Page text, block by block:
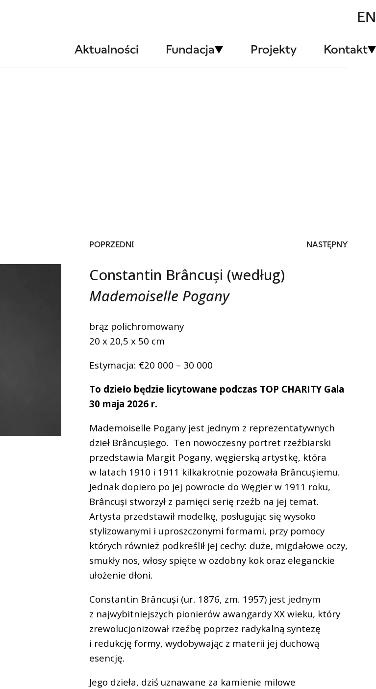
EN
Aktualności Fundacja Projekty Kontakt
POPRZEDNI NASTĘPNY
Constantin Brâncuși (według)
Mademoiselle Pogany
brąz polichromowany
20 x 20,5 x 50 cm
Estymacja: €20 000 – 30 000
To dzieło będzie licytowane podczas TOP CHARITY Gala
30 maja 2026 r.
Mademoiselle Pogany jest jednym z reprezentatywnych
dzieł Brâncușiego. Ten nowoczesny portret rzeźbiarski
przedstawia Margit Pogany, węgierską artystkę, która
w latach 1910 i 1911 kilkakrotnie pozowała Brâncușiemu.
Jednak dopiero po jej powrocie do Węgier w 1911 roku,
Brâncuși stworzył z pamięci serię rzeźb na jej temat.
Artysta przedstawił modelkę, posługując się wysoko
stylizowanymi i uproszczonymi formami, przy pomocy
których również podkreślił jej cechy: duże, migdałowe oczy,
smukły nos, włosy spięte w ozdobny kok oraz eleganckie
ułożenie dłoni.
Constantin Brâncuși (ur. 1876, zm. 1957) jest jednym
z najwybitniejszych pionierów awangardy XX wieku, który
zrewolucjonizował rzeźbę poprzez radykalną syntezę
i redukcję formy, wydobywając z materii jej duchową
esencję.
Jego dzieła, dziś uznawane za kamienie milowe